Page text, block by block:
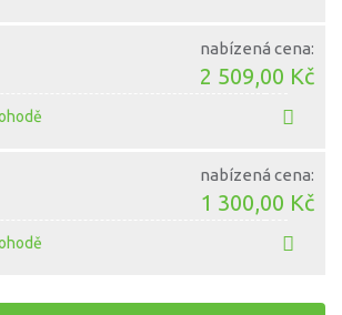
nabízená cena:
2 509,00 Kč
nabízená cena:
1 300,00 Kč